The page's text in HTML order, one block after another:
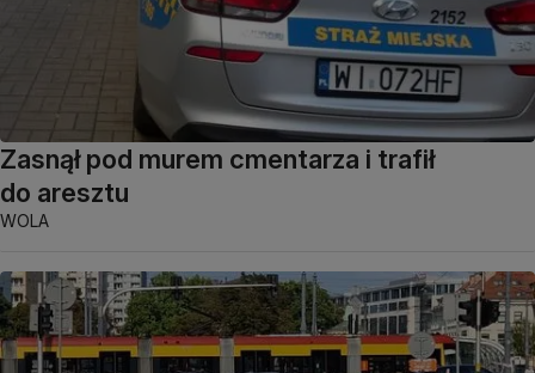
Zasnął pod murem cmentarza i trafił
do aresztu
WOLA